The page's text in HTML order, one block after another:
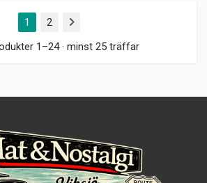
1 2
Nästa
1–24 · minst 25 träffar